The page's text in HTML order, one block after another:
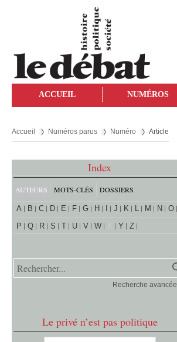
ACCUEIL NUMÉROS
Accueil Numéros parus Numéro Article
Index
AUTEURS MOTS-CLÉS DOSSIERS
A B C D E F G H J K L M N
O
P
Q R S T U V W Y Z
Recherche avancée
Le privé n’est pas politique